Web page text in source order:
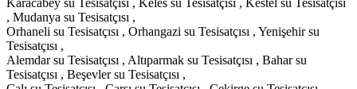
Karacabey su Tesisatçısı , Keles su Tesisatçısı , Kestel su Tesisatçısı
, Mudanya su Tesisatçısı ,
Orhaneli su Tesisatçısı , Orhangazi su Tesisatçısı , Yenişehir su
Tesisatçısı ,
Alemdar su Tesisatçısı , Altıparmak su Tesisatçısı , Bahar su
Tesisatçısı , Beşevler su Tesisatçısı ,